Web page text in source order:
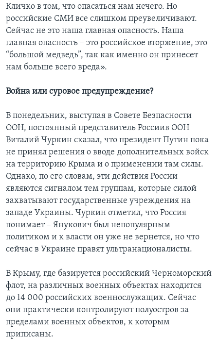
Кличко в том, что опасаться нам нечего. Но
российские СМИ все слишком преувеличивают.
Сейчас не это наша главная опасность. Наша
главная опасность – это российское вторжение, это
“большой медведь”, так как именно он принесет
нам больше всего вреда».
Война или суровое предупреждение?
В понедельник, выступая в Совете Безпасности
ООН, постоянный представитель Россиив ООН
Виталий Чуркин сказал, что президент Путин пока
не принял решения о вводе дополнительных войск
на территорию Крыма и о применении там силы.
Однако, по его словам, эти действия России
являются сигналом тем группам, которые силой
захватывают государственные учреждения на
западе Украины. Чуркин отметил, что Россия
понимает – Янукович был непопулярным
политиком и к власти он уже не вернется, но что
сейчас в Украине правят ультранационалисты.
В Крыму, где базируется российский Черноморский
флот, на различных военных объектах находится
до 14 000 российских военнослужащих. Сейчас
они практически контролируют полуостров за
пределами военных объектов, к которым
приписаны.